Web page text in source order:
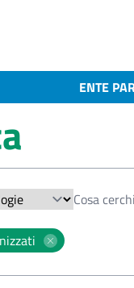
ENTE